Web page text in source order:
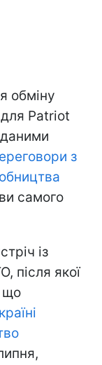
обміну
Patriot
з
самого
із
після якої
що